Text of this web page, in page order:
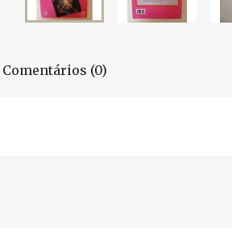
Comentários (0)